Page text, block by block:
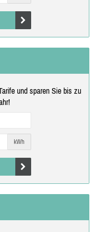
und sparen Sie bis zu
kWh